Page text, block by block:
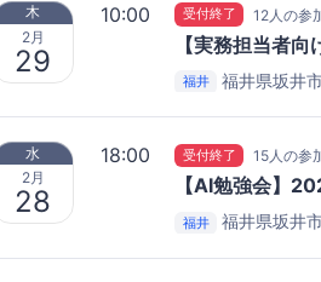
木
2月
29
10:00 受付終了 12人の参
【実務担当者
福井 福井県坂井
水
2月
28
18:00 受付終了 15人の参
【AI勉強会】
福井 福井県坂井